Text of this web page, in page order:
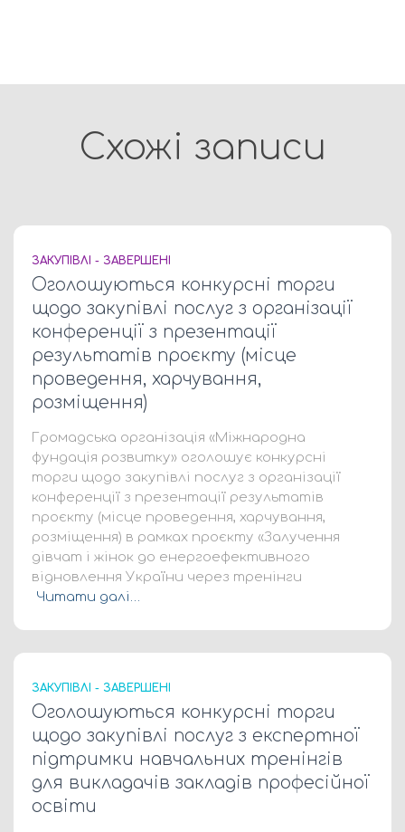
Схожі записи
ЗАКУПІВЛІ - ЗАВЕРШЕНІ
Оголошуються конкурсні торги
щодо закупівлі послуг з організації
конференції з презентації
результатів проєкту (місце
проведення, харчування,
розміщення)
Громадська організація «Міжнародна
фундація розвитку» оголошує конкурсні
торги щодо закупівлі послуг з організації
конференції з презентації результатів
проєкту (місце проведення, харчування,
розміщення) в рамках проєкту «Залучення
дівчат і жінок до енергоефективного
відновлення України через тренінги
Читати далі…
ЗАКУПІВЛІ - ЗАВЕРШЕНІ
Оголошуються конкурсні торги
щодо закупівлі послуг з експертної
підтримки навчальних тренінгів
для викладачів закладів професійної
освіти